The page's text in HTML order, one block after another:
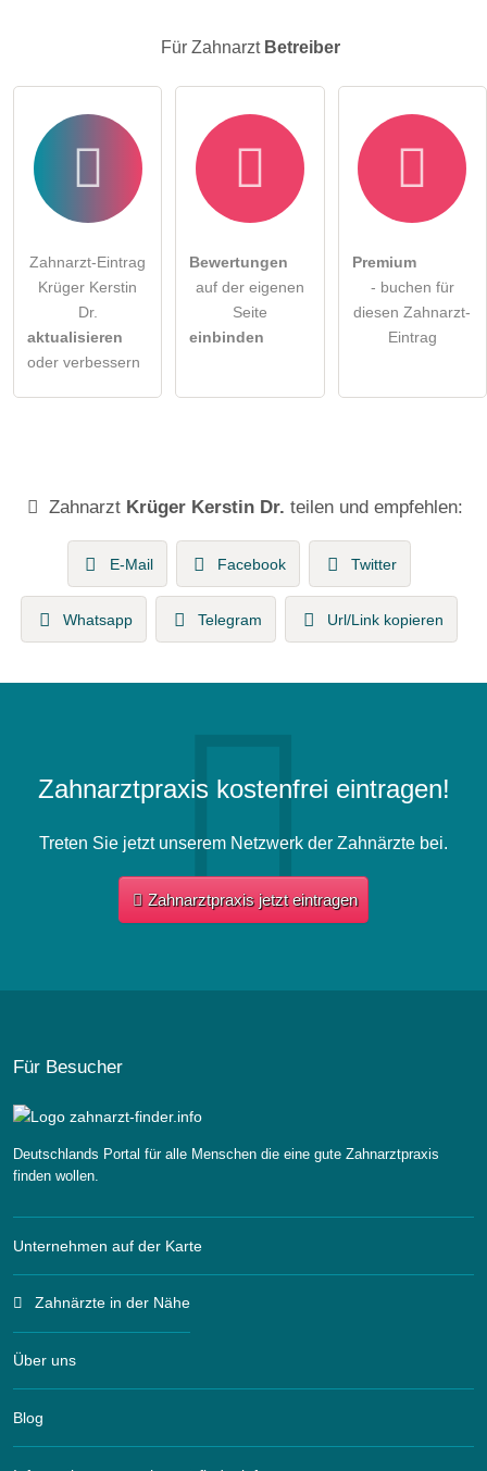
Für Zahnarzt Betreiber
Zahnarzt-Eintrag
Krüger Kerstin
Dr.
aktualisieren
oder verbessern
Bewertungen
auf der eigenen
Seite
einbinden
Premium
- buchen für
diesen Zahnarzt-
Eintrag
Zahnarzt Krüger Kerstin Dr. teilen und empfehlen:
E-Mail Facebook Twitter
Whatsapp Telegram Url/Link kopieren
Zahnarztpraxis kostenfrei eintragen!
Treten Sie jetzt unserem Netzwerk der Zahnärzte bei.
Zahnarztpraxis jetzt eintragen
Für Besucher
Deutschlands Portal für alle Menschen die eine gute Zahnarztpraxis
finden wollen.
Unternehmen auf der Karte
Zahnärzte in der Nähe
Über uns
Blog